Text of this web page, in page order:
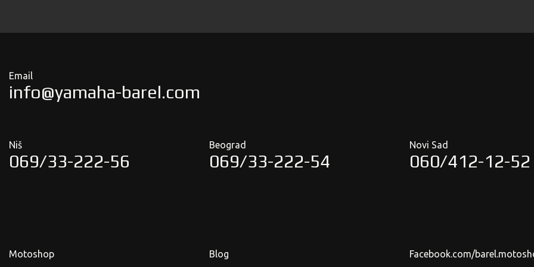
Email
info@yamaha-barel.com
Niš
069/33-222-56
Beograd
069/33-222-54
Novi Sad
060/412-12-52
Motoshop Blog Facebook.com/